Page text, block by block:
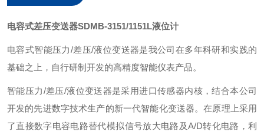
电容式差压变送器SDMB-3151/1151L液位计
电容式智能压力/差压/液位变送器是我公司在多年科研和实践的
基础之上，自行研制开发的高精度智能仪表产品。
智能压力/差压/液位变送器是采用进口传感器内核，结合本公司
开发的先进数字技术生产的新一代智能化变送器。在原理上采用
了直接数字电容电路替代模拟信号放大电路及A/D转化电路，利